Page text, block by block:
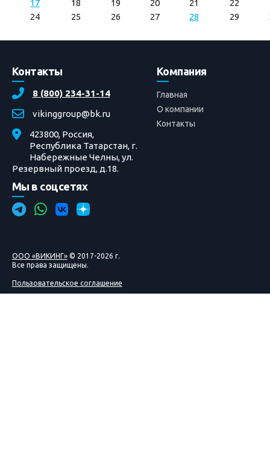
17
18 19 20 21 22
24
25 26 27 28 29
Контакты
8 (800) 234-31-14
vikinggroup@bk.ru
423800, Россия,
Республика Татарстан, г.
Набережные Челны, ул.
Резервный проезд, д.18.
Мы в соцсетях
Компания
Главная
О компании
Контакты
ООО «ВИКИНГ»© 2017-2026 г.
Все права защищены.
Пользовательское соглашение